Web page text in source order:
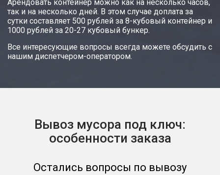
Арендовать контейнер можно как на несколько часов,
так и на несколько дней. В этом случае доплата за
сутки составляет 500 рублей за 8-кубовый контейнер и
1000 рублей за 20-27 кубовый бункер.
Все интересующие вопросы всегда можете обсудить с
нашим диспетчером-оператором.
Вывоз мусора под ключ:
особенности заказа
Остались вопросы по вывозу